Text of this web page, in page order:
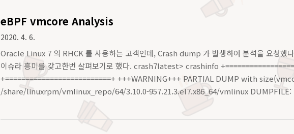
eBPF vmcore Analysis
2020. 4. 6.
Oracle Linux 7 의 RHCK 를 사용하는 고객인데, Crash dump 가 발생하여 분석을 요청했
이슈라 흥미를 갖고한번 살펴보기로 했다. crash7latest> crashinfo
+==========================+ +++WARNING+++ PARTIAL DUMP with
/share/linuxrpm/vmlinux_repo/64/3.10.0-957.21.3.el7.x86_64/vmlinux DUMPFILE: